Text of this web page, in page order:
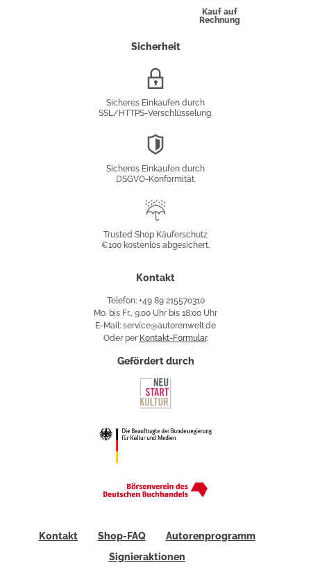
Kauf auf
Rechnung
Sicherheit
Sicheres Einkaufen durch
SSL/HTTPS-Verschlüsselung.
Sicheres Einkaufen durch
DSGVO-Konformität.
Käuferschutz
Trusted Shop Käuferschutz
€100 kostenlos abgesichert.
Kontakt
Telefon: +49 89 215570310
Mo. bis Fr., 9:00 Uhr bis 18:00 Uhr
E-Mail: service@autorenwelt.de
Oder per Kontakt-Formular.
Gefördert durch
Kontakt Shop-FAQ
Autorenprogramm
Signieraktionen